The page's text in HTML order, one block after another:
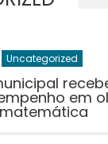
Uncategorized
em
matemática